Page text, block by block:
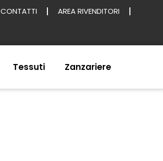
CONTATTI AREA RIVENDITORI
Tessuti Zanzariere